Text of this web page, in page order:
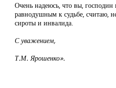
Очень надеюсь, что вы, господин
равнодушным к судьбе, считаю,
сироты и инвалида.
С уважением,
Т.М. Ярошенко».